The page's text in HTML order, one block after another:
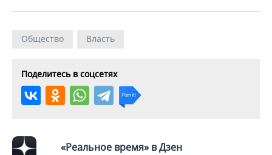
Общество Власть
Поделитесь в соцсетях
«Реальное время» в Дзен